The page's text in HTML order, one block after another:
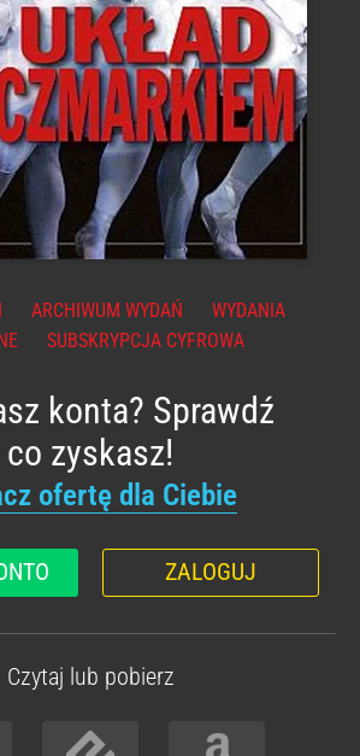
ARCHIWUM WYDAŃ
WYDANIA
SUBSKRYPCJA CYFROWA
konta? Sprawdź
co zyskasz!
ofertę dla Ciebie
ZALOGUJ
Czytaj lub pobierz